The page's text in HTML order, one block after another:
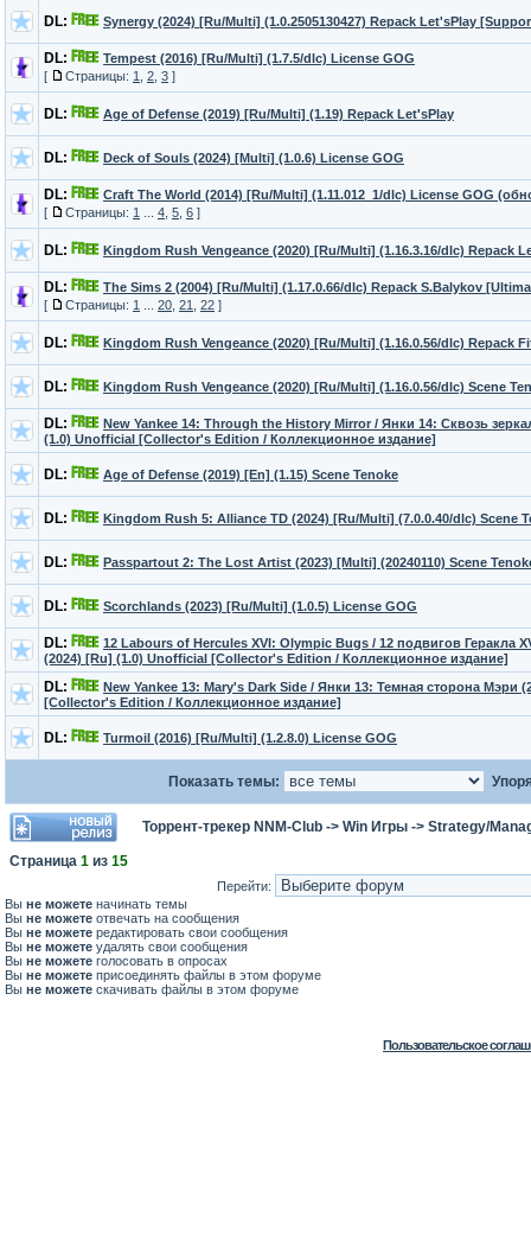
DL: Synergy (2024) [Ru/Multi] (1.0.2505130427) Repack Let'sРlay
DL:
Tempest (2016) [Ru/Multi] (1.7.5/dlc) License GOG
[
Страницы: 1 2 3 ]
DL: Age of Defense (2019) [Ru/Multi] (1.19) Repack Let'sРlay
DL: Deck of Souls (2024) [Multi] (1.0.6) License GOG
DL:
Craft The World (2014) [Ru/Multi] (1.11.012_1/dlc) License GOG
[
Страницы: 1 4 5 6 ]
DL: Kingdom Rush Vengeance (2020) [Ru/Multi] (1.16.3.16/dlc) Repack
DL:
The Sims 2 (2004) [Ru/Multi] (1.17.0.66/dlc) Repack S.Balykov
[
Страницы: 1 20 21 22 ]
DL: Kingdom Rush Vengeance (2020) [Ru/Multi] (1.16.0.56/dlc) Repack
DL: Kingdom Rush Vengeance (2020) [Ru/Multi] (1.16.0.56/dlc) Scene
DL:
New Yankee 14: Through the History Mirror / Янки 14: Сквозь
(1.0) Unofficial [Collector's Edition / Коллекционное издание]
DL: Age of Defense (2019) [En] (1.15) Scene Tenoke
DL: Kingdom Rush 5: Alliance TD (2024) [Ru/Multi] (7.0.0.40/dlc) Scene
DL: Passpartout 2: The Lost Artist (2023) [Multi] (20240110) Scene
DL: Scorchlands (2023) [Ru/Multi] (1.0.5) License GOG
DL:
12 Labours of Hercules XVI: Olympic Bugs / 12 подвигов Геракла
(2024) [Ru] (1.0) Unofficial [Collector's Edition / Коллекционное издание]
DL:
New Yankee 13: Mary's Dark Side / Янки 13: Темная сторона Мэри
[Collector's Edition / Коллекционное издание]
DL: Turmoil (2016) [Ru/Multi] (1.2.8.0) License GOG
Показать темы:
Торрент-трекер NNM-Club -> Win Игры -> Strategy/
Страница 1 из 15
Перейти:
Вы не можете начинать темы
Вы не можете отвечать на сообщения
Вы не можете редактировать свои сообщения
Вы не можете удалять свои сообщения
Вы не можете голосовать в опросах
Вы не можете присоединять файлы в этом форуме
Вы не можете скачивать файлы в этом форуме
Пользовательское